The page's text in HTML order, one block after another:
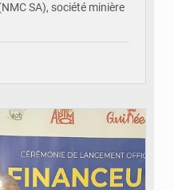
SA), société minière